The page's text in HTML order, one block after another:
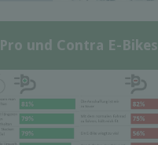
Pro und Contra E-Bikes